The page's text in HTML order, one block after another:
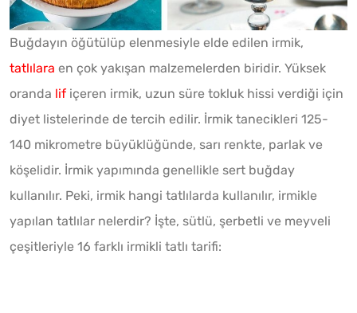
Buğdayın öğütülüp elenmesiyle elde edilen irmik,
tatlılara en çok yakışan malzemelerden biridir. Yüksek
oranda lif içeren irmik, uzun süre tokluk hissi verdiği için
diyet listelerinde de tercih edilir. İrmik tanecikleri 125-
140 mikrometre büyüklüğünde, sarı renkte, parlak ve
köşelidir. İrmik yapımında genellikle sert buğday
kullanılır. Peki, irmik hangi tatlılarda kullanılır, irmikle
yapılan tatlılar nelerdir? İşte, sütlü, şerbetli ve meyveli
çeşitleriyle 16 farklı irmikli tatlı tarifi: